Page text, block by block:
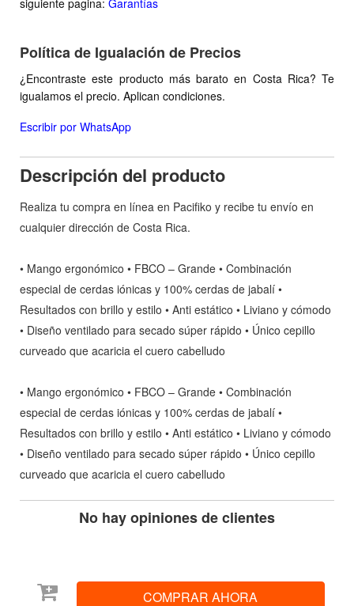
Política de Igualación de Precios
¿Encontraste este producto más barato en Costa Rica? Te
igualamos el precio. Aplican condiciones.
Escribir por WhatsApp
Descripción del producto
Realiza tu compra en línea en Pacifiko y recibe tu envío en
cualquier dirección de Costa Rica.
• Mango ergonómico • FBCO – Grande • Combinación
especial de cerdas iónicas y 100% cerdas de jabalí •
Resultados con brillo y estilo • Anti estático • Liviano y cómodo
• Diseño ventilado para secado súper rápido • Único cepillo
curveado que acaricia el cuero cabelludo
• Mango ergonómico • FBCO – Grande • Combinación
especial de cerdas iónicas y 100% cerdas de jabalí •
Resultados con brillo y estilo • Anti estático • Liviano y cómodo
• Diseño ventilado para secado súper rápido • Único cepillo
curveado que acaricia el cuero cabelludo
No hay opiniones de clientes